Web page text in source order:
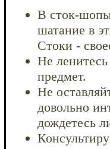
В сток-шопы
шатание в
Стоки -
Не
предмет.
Не
довольно
дождетесь